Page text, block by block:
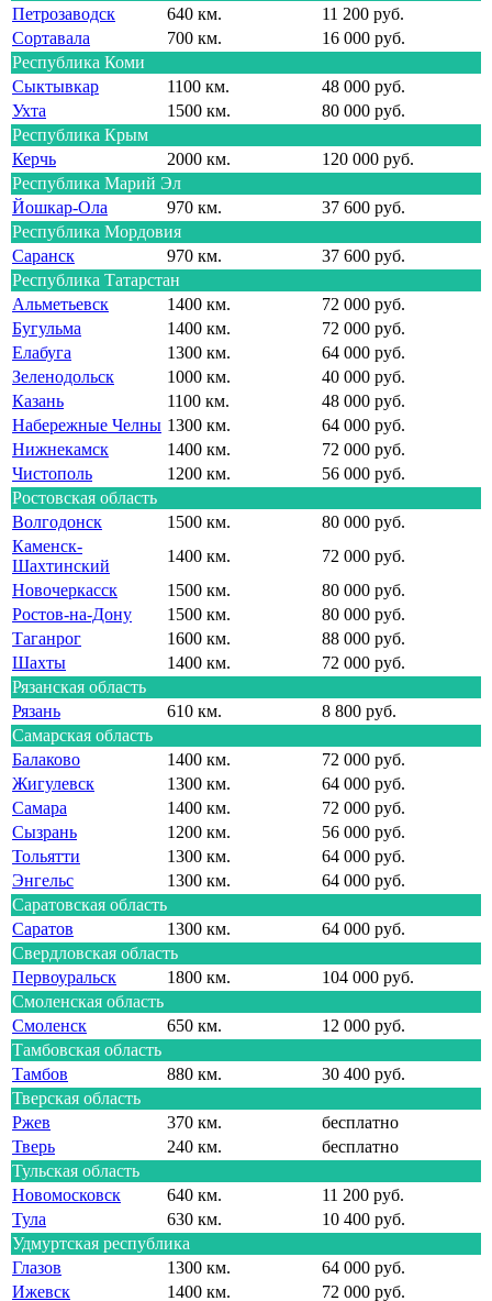
Петрозаводск
640 км.
11 200 руб.
Сортавала
700 км.
16 000 руб.
Республика Коми
Сыктывкар
1100 км.
48 000 руб.
Ухта
1500 км.
80 000 руб.
Республика Крым
Керчь
2000 км.
120 000 руб.
Республика Марий Эл
Йошкар-Ола
970 км.
37 600 руб.
Республика Мордовия
Саранск
970 км.
37 600 руб.
Республика Татарстан
Альметьевск
1400 км.
72 000 руб.
Бугульма
1400 км.
72 000 руб.
Елабуга
1300 км.
64 000 руб.
Зеленодольск
1000 км.
40 000 руб.
Казань
1100 км.
48 000 руб.
Набережные Челны 1300 км.
64 000 руб.
Нижнекамск
1400 км.
72 000 руб.
Чистополь
1200 км.
56 000 руб.
Ростовская область
Волгодонск
1500 км.
80 000 руб.
Каменск-
Шахтинский
1400 км.
72 000 руб.
Новочеркасск
1500 км.
80 000 руб.
Ростов-на-Дону
1500 км.
80 000 руб.
Таганрог
1600 км.
88 000 руб.
Шахты
1400 км.
72 000 руб.
Рязанская область
Рязань
610 км.
8 800 руб.
Самарская область
Балаково
1400 км.
72 000 руб.
Жигулевск
1300 км.
64 000 руб.
Самара
1400 км.
72 000 руб.
Сызрань
1200 км.
56 000 руб.
Тольятти
1300 км.
64 000 руб.
Энгельс
1300 км.
64 000 руб.
Саратовская область
Саратов
1300 км.
64 000 руб.
Свердловская область
Первоуральск
1800 км.
104 000 руб.
Смоленская область
Смоленск
650 км.
12 000 руб.
Тамбовская область
Тамбов
880 км.
30 400 руб.
Тверская область
Ржев
370 км.
бесплатно
Тверь
240 км.
бесплатно
Тульская область
Новомосковск
640 км.
11 200 руб.
Тула
630 км.
10 400 руб.
Удмуртская республика
Глазов
1300 км.
64 000 руб.
Ижевск
1400 км. 72 000 руб.